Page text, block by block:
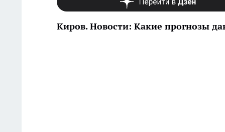
Киров. Новости: Какие прогнозы